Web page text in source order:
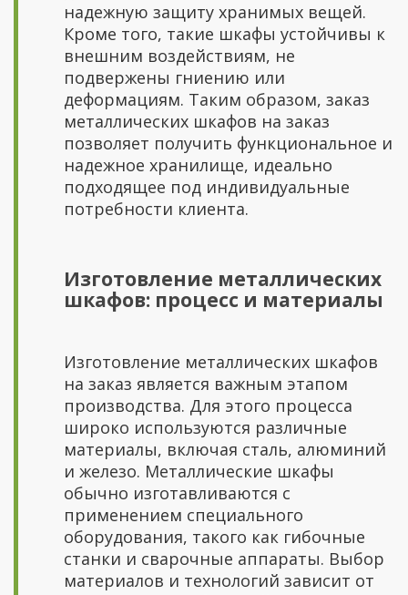
надежную защиту хранимых вещей.
Кроме того, такие шкафы устойчивы к
внешним воздействиям, не
подвержены гниению или
деформациям. Таким образом, заказ
металлических шкафов на заказ
позволяет получить функциональное и
надежное хранилище, идеально
подходящее под индивидуальные
потребности клиента.
Изготовление металлических
шкафов: процесс и материалы
Изготовление металлических шкафов
на заказ является важным этапом
производства. Для этого процесса
широко используются различные
материалы, включая сталь, алюминий
и железо. Металлические шкафы
обычно изготавливаются с
применением специального
оборудования, такого как гибочные
станки и сварочные аппараты. Выбор
материалов и технологий зависит от